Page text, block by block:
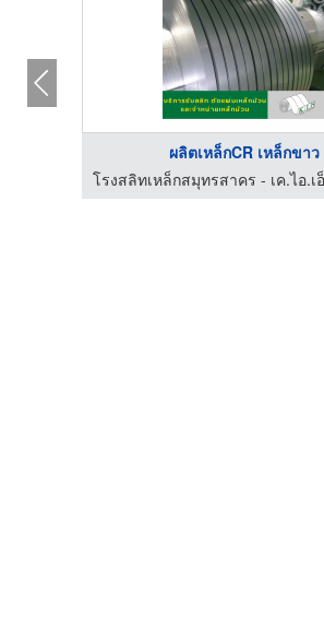
ผลิตเหล็กCR เหล็กขาว